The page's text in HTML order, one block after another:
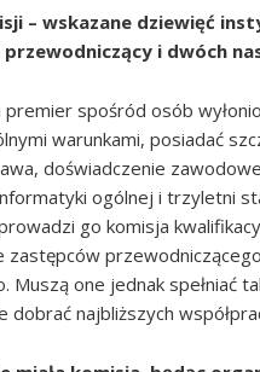
– wskazane dziewięć
i dwóch
premier spośród osób
warunkami, posiadać
doświadczenie
ogólnej i trzyletni
go komisja
zastępców
Muszą one jednak spełniać
dobrać najbliższych